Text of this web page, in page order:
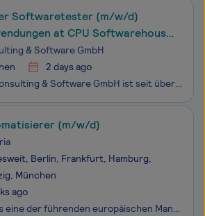
Softwaretester (m/w/d)
at CPU Softwarehouse
Bayern, Deutschland
& Software GmbH
2 days ago
Die CPU Consulting & Software GmbH ist seit über vier Jahrzehnten als IT-Partner der Finanzbranche erfolgreich. Als Teil der CPU-Gruppe verbinden wir tiefes Banking-Know-how mit Technologiekompetenz und begleiten Banken sowie IT-Dienstleister bei der digitalen Transformation – von der Idee bis z
(m/w/d)
Berlin, Frankfurt, Hamburg,
München
ago
Wir sind als eine der führenden europäischen Management- und Technologieberatungen ein echter Tech-Player. Wir sehen uns als Vordenker*innen, handeln und denken strategisch, entwickeln mit unseren Kunden maßgeschneiderte Lösungen, sowie präzise Prozesse und implementieren innovative Technologien. We